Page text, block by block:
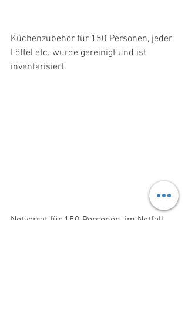
Küchenzubehör für 150 Personen, jeder
Löffel etc. wurde gereinigt und ist
inventarisiert.
Notvorrat für 150 Personen, im Notfall